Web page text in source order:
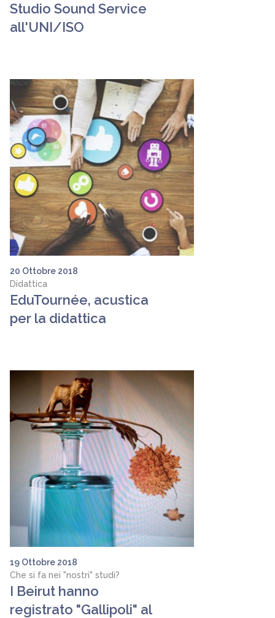
Studio Sound Service
all'UNI/ISO
20 Ottobre 2018
Didattica
EduTournée, acustica
per la didattica
19 Ottobre 2018
Che si fa nei "nostri" studi?
I Beirut hanno
registrato "Gallipoli" al